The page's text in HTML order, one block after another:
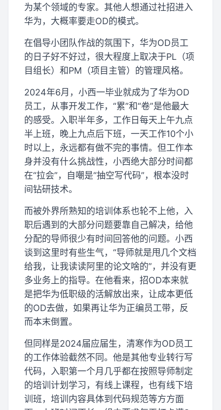
为某个领域的专家。其他人想通过社招进入
华为，大概率要走OD的模式。
在倡导小团队作战的氛围下，华为OD员工
的日子好不好过，很大程度上取决于PL（项
目组长）和PM（项目主管）的管理风格。
2024年6月，小西一毕业就成为了华为OD
员工，从事开发工作，“累”和“卷”是他最大
的感受。入职半年多，工作日每天上午九点
半上班，晚上九点后下班，一天工作10个小
时以上，永远都有做不完的事情。但工作本
身并没有什么挑战性，小西绝大部分时间都
在“拉会”，自嘲是“抽空写代码”，根本没时
间钻研技术。
而被外界所熟知的培训体系也轮不上他，入
职后遇到的大部分问题要靠自己解决，给他
分配的导师很少有时间回答他的问题。小西
谈到这里时有些生气，“导师就是甩几个文档
给我，让我读读阿里的论文啥的”，并没有更
多业务上的指导。在他看来，招OD本来就
是把华为低职级的活解放出来，让成本更低
的OD去做，如果再让华为正编员工带，反
而本末倒置。
但同样是2024届应届生，清寒作为OD员工
的工作体验截然不同。他是其他专业转行写
代码，入职第一个月几乎都在按照导师制定
的培训计划学习，有线上课程，也有线下培
训班，培训内容具体到代码规范等方方面